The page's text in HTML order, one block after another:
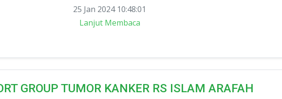
25 Jan 2024 10:48:01
Lanjut Membaca
GROUP TUMOR KANKER RS ISLAM ARAFAH